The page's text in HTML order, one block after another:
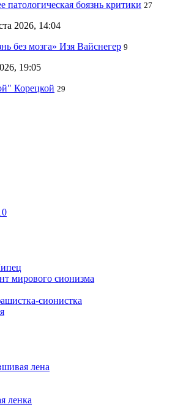
патологическая боязнь критики 27
2026, 14:04
без мозга» Изя Вайснегер 9
19:05
Корецкой 29
мирового сионизма
сионистка
лена
ленка